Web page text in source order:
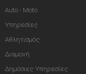
Auto - Moto
Υπηρεσίες
Αθλητισμός
Διαμονή
Δημόσιες Υπηρεσίες